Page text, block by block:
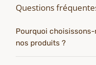
Questions
Pourquoi
nos produits ?